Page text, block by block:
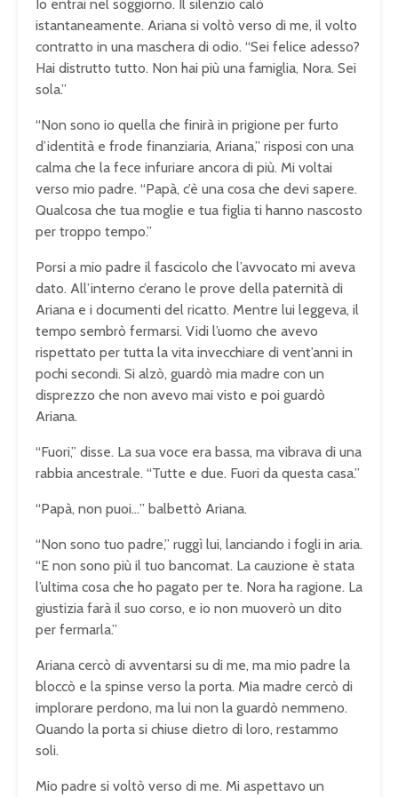
Io entrai nel soggiorno. Il silenzio calò
istantaneamente. Ariana si voltò verso di me, il volto
contratto in una maschera di odio. “Sei felice adesso?
Hai distrutto tutto. Non hai più una famiglia, Nora. Sei
sola.”
“Non sono io quella che finirà in prigione per furto
d’identità e frode finanziaria, Ariana,” risposi con una
calma che la fece infuriare ancora di più. Mi voltai
verso mio padre. “Papà, c’è una cosa che devi sapere.
Qualcosa che tua moglie e tua figlia ti hanno nascosto
per troppo tempo.”
Porsi a mio padre il fascicolo che l’avvocato mi aveva
dato. All’interno c’erano le prove della paternità di
Ariana e i documenti del ricatto. Mentre lui leggeva, il
tempo sembrò fermarsi. Vidi l’uomo che avevo
rispettato per tutta la vita invecchiare di vent’anni in
pochi secondi. Si alzò, guardò mia madre con un
disprezzo che non avevo mai visto e poi guardò
Ariana.
“Fuori,” disse. La sua voce era bassa, ma vibrava di una
rabbia ancestrale. “Tutte e due. Fuori da questa casa.”
“Papà, non puoi…” balbettò Ariana.
“Non sono tuo padre,” ruggì lui, lanciando i fogli in aria.
“E non sono più il tuo bancomat. La cauzione è stata
l’ultima cosa che ho pagato per te. Nora ha ragione. La
giustizia farà il suo corso, e io non muoverò un dito
per fermarla.”
Ariana cercò di avventarsi su di me, ma mio padre la
bloccò e la spinse verso la porta. Mia madre cercò di
implorare perdono, ma lui non la guardò nemmeno.
Quando la porta si chiuse dietro di loro, restammo
soli.
Mio padre si voltò verso di me. Mi aspettavo un